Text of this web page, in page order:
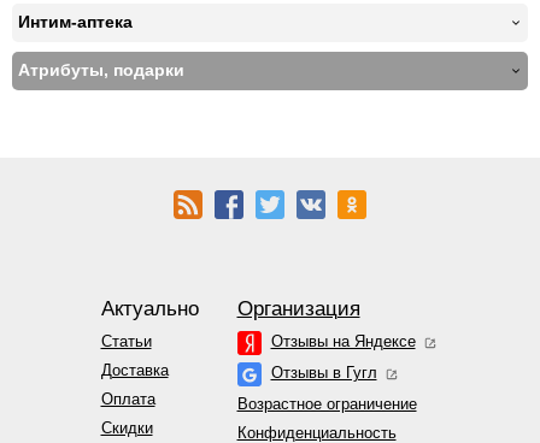
Интим-аптека
Атрибуты, подарки
Актуально
Статьи
Доставка
Оплата
Скидки
Организация
Отзывы на Яндексе
Отзывы в Гугл
Возрастное ограничение
Конфиденциальность